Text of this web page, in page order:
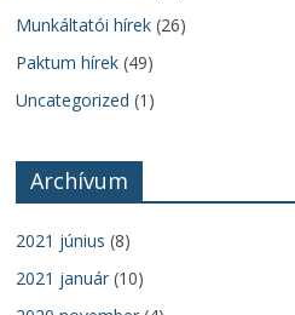
Munkáltatói hírek (26)
Paktum hírek (49)
Uncategorized (1)
Archívum
2021 június (8)
2021 január (10)